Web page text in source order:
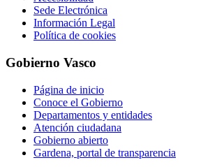
Sede Electrónica
Información Legal
Política de cookies
Gobierno Vasco
Página de inicio
Conoce el Gobierno
Departamentos y entidades
Atención ciudadana
Gobierno abierto
Gardena, portal de transparencia